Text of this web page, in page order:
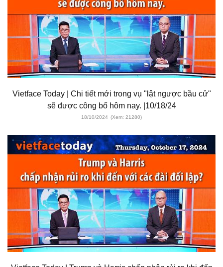
Vietface Today | Chi tiết mới trong vụ "lật ngược bầu cử"
sẽ được công bố hôm nay. |10/18/24
18/10/2024 (Xem: 21280)